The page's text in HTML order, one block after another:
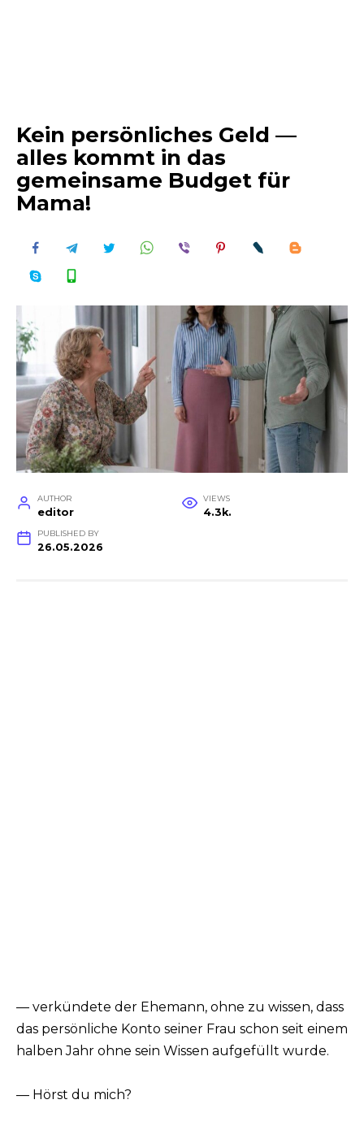
Kein persönliches Geld —
alles kommt in das
gemeinsame Budget für
Mama!
AUTHOR
editor
VIEWS
4.3k.
PUBLISHED BY
26.05.2026
— verkündete der Ehemann, ohne zu wissen, dass
das persönliche Konto seiner Frau schon seit einem
halben Jahr ohne sein Wissen aufgefüllt wurde.
— Hörst du mich?